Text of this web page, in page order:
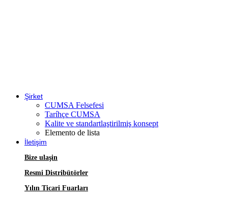
Şirket
CUMSA Felsefesi
Taríhçe CUMSA
Kalite ve standartlaştirilmiş konsept
Elemento de lista
İletişim
Bize ulaşin
Resmi Distribütörler
Yılın Ticari Fuarları